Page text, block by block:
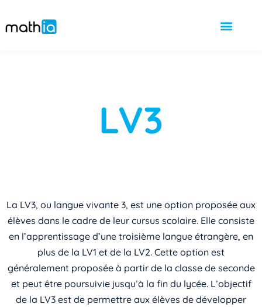
LV3
La LV3, ou langue vivante 3, est une option proposée aux
élèves dans le cadre de leur cursus scolaire. Elle consiste
en l’apprentissage d’une troisième langue étrangère, en
plus de la LV1 et de la LV2. Cette option est
généralement proposée à partir de la classe de seconde
et peut être poursuivie jusqu’à la fin du lycée. L’objectif
de la LV3 est de permettre aux élèves de développer